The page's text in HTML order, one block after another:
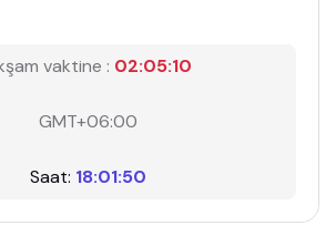
vaktine : 02:05:09
GMT+06:00
Saat:18:01:51